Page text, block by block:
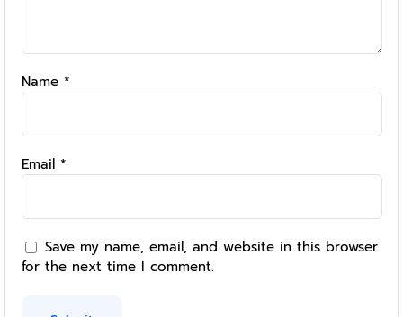
Name *
Email *
Save my name, email, and website in this browser
for the next time I comment.